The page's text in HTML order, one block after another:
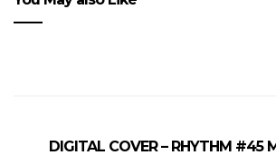
DIGITAL COVER – RHYTHM #45